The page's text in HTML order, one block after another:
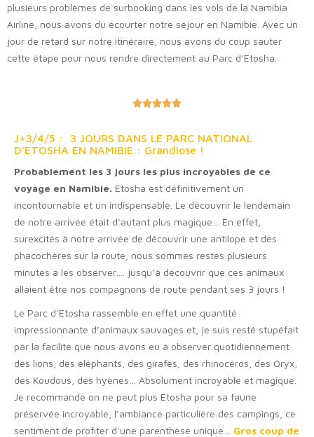
plusieurs problèmes de surbooking dans les vols de la Namibia
Airline, nous avons du écourter notre séjour en Namibie. Avec un
jour de retard sur notre itinéraire, nous avons du coup sauter
cette étape pour nous rendre directement au Parc d’Etosha.

J+3/4/5 : 3 JOURS DANS LE PARC NATIONAL
D’ETOSHA EN NAMIBIE : Grandiose !
Probablement les 3 jours les plus incroyables de ce
voyage en Namibie. Etosha est définitivement un
incontournable et un indispensable. Le découvrir le lendemain
de notre arrivée était d’autant plus magique… En effet,
surexcités à notre arrivée de découvrir une antilope et des
phacochères sur la route, nous sommes restés plusieurs
minutes à les observer…. jusqu’à découvrir que ces animaux
allaient être nos compagnons de route pendant ses 3 jours !
Le Parc d’Etosha rassemble en effet une quantité
impressionnante d’animaux sauvages et, je suis resté stupéfait
par la facilité que nous avons eu à observer quotidiennement
des lions, des éléphants, des girafes, des rhinocéros, des Oryx,
des Koudous, des hyènes… Absolument incroyable et magique.
Je recommande on ne peut plus Etosha pour sa faune
préservée incroyable, l’ambiance particulière des campings, ce
sentiment de profiter d’une parenthèse unique… Gros coup de